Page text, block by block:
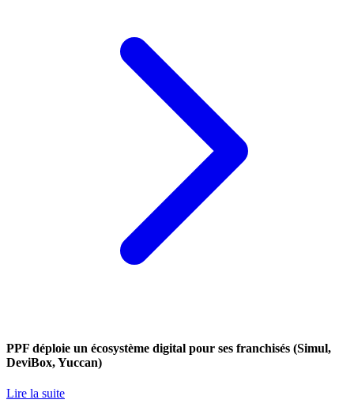
PPF déploie un écosystème digital pour ses franchisés (Simul,
DeviBox, Yuccan)
Lire la suite